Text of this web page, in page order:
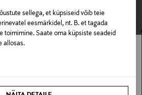
sellega, et küpsiseid võib teie
eesmärkidel, nt. B. et tagada
toimimine. Saate oma küpsiste seadeid
allosas.
riigis saadaval.